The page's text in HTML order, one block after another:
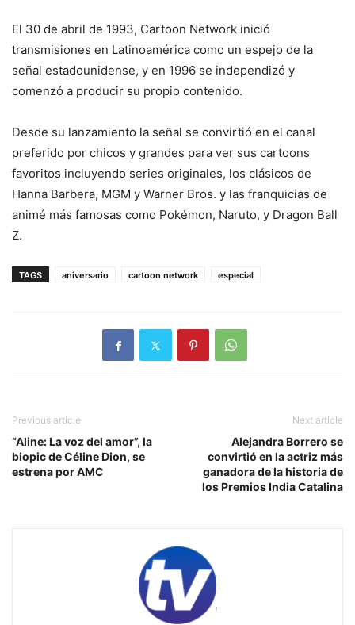
El 30 de abril de 1993, Cartoon Network inició
transmisiones en Latinoamérica como un espejo de la
señal estadounidense, y en 1996 se independizó y
comenzó a producir su propio contenido.
Desde su lanzamiento la señal se convirtió en el canal
preferido por chicos y grandes para ver sus cartoons
favoritos incluyendo series originales, los clásicos de
Hanna Barbera, MGM y Warner Bros. y las franquicias de
animé más famosas como Pokémon, Naruto, y Dragon Ball
Z.
TAGS aniversario cartoon network especial
Previous article
“Aline: La voz del amor”, la
biopic de Céline Dion, se
estrena por AMC
Next article
Alejandra Borrero se
convirtió en la actriz más
ganadora de la historia de
los Premios India Catalina